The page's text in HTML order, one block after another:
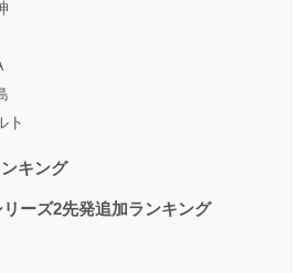
ト
キング
リーズ2先発追加ランキング